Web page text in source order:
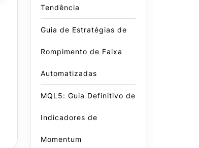
Tendência
Guia de Estratégias de
Rompimento de Faixa
Automatizadas
MQL5: Guia Definitivo de
Indicadores de
Momentum